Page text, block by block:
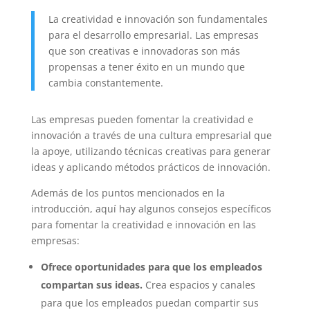
La creatividad e innovación son fundamentales
para el desarrollo empresarial. Las empresas
que son creativas e innovadoras son más
propensas a tener éxito en un mundo que
cambia constantemente.
Las empresas pueden fomentar la creatividad e
innovación a través de una cultura empresarial que
la apoye, utilizando técnicas creativas para generar
ideas y aplicando métodos prácticos de innovación.
Además de los puntos mencionados en la
introducción, aquí hay algunos consejos específicos
para fomentar la creatividad e innovación en las
empresas:
Ofrece oportunidades para que los empleados
compartan sus ideas. Crea espacios y canales
para que los empleados puedan compartir sus